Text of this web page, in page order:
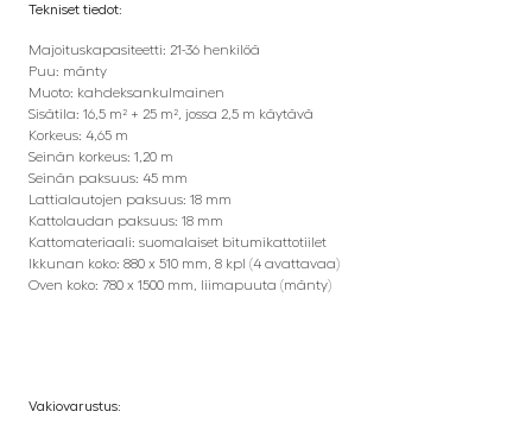
Tekniset tiedot:
Majoituskapasiteetti: 21-36 henkilöä
Puu: mänty
Muoto: kahdeksankulmainen
Sisätila: 16,5 m² + 25 m², jossa 2,5 m käytävä
Korkeus: 4,65 m
Seinän korkeus: 1,20 m
Seinän paksuus: 45 mm
Lattialautojen paksuus: 18 mm
Kattolaudan paksuus: 18 mm
Kattomateriaali: suomalaiset bitumikattotiilet
Ikkunan koko: 880 x 510 mm, 8 kpl (4 avattavaa)
Oven koko: 780 x 1500 mm, liimapuuta (mänty)
Vakiovarustus: